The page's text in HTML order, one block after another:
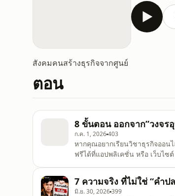
สังคมคนสร้างธุรกิจจากศูนย์
ตอน
8 ขั้นตอน ออกจาก”วงจร
ก.ค. 1, 2026403
หากคุณอยากเรียนวิชาธุรกิจออน
ฟรีได้ที่แอปพลิเคชั่น หรือ เว็บไซ
https://play.google.com/
https://www.shortcut.biz/ .
7 ความจริง ที่ไม่ใช่ “คำ
มิ.ย. 30, 2026399